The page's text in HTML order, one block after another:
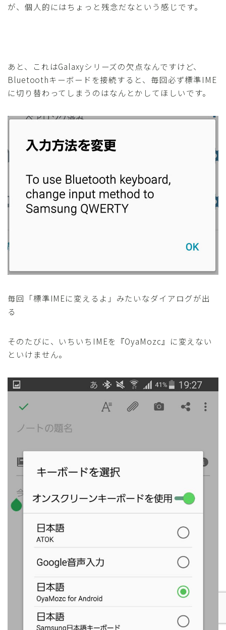
が、個人的にはちょっと残念だなという感じです。
あと、これはGalaxyシリーズの欠点なんですけど、
Bluetoothキーボードを接続すると、毎回必ず標準IME
に切り替わってしまうのはなんとかしてほしいです。
毎回「標準IMEに変えるよ」みたいなダイアログが出
る
そのたびに、いちいちIMEを『OyaMozc』に変えない
といけません。